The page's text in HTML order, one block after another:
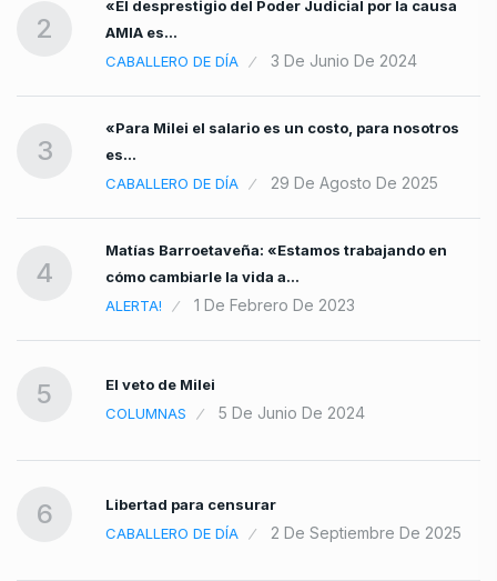
2
«El desprestigio del Poder Judicial por la causa
AMIA es…
CABALLERO DE DÍA
3 De Junio De 2024
3
«Para Milei el salario es un costo, para nosotros
es…
CABALLERO DE DÍA
29 De Agosto De 2025
4
Matías Barroetaveña: «Estamos trabajando en
cómo cambiarle la vida a…
ALERTA!
1 De Febrero De 2023
5
El veto de Milei
COLUMNAS
5 De Junio De 2024
6
Libertad para censurar
CABALLERO DE DÍA
2 De Septiembre De 2025